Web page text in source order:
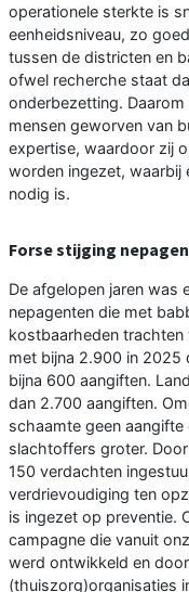
operationele sterkte is
eenheidsniveau, zo
tussen de districten en
ofwel recherche staat
onderbezetting.
mensen geworven van
expertise, waardoor zij
worden ingezet, waarbij
nodig is.
Forse stijging
De afgelopen jaren was
nepagenten die met
kostbaarheden
met bijna 2.900 in 2025
bijna 600 aangiften.
dan 2.700 aangiften.
schaamte geen
slachtoffers groter.
150 verdachten
verdrievoudiging ten
is ingezet op preventie.
campagne die vanuit
werd ontwikkeld en
(thuiszorg)organisaties